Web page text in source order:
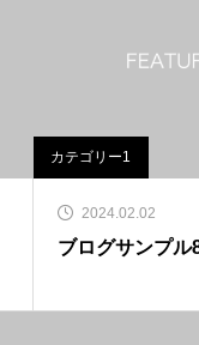
カテゴリー1
2024.02.02
ブログサンプル